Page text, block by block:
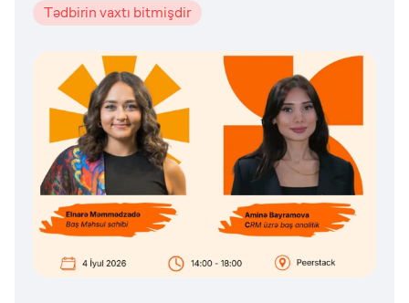
Tədbirin vaxtı bitmişdir